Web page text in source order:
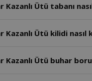
Kazanlı Ütü tabanı
AR6050 - Arzum Steamlıne
Kazanlı Ütü buhar